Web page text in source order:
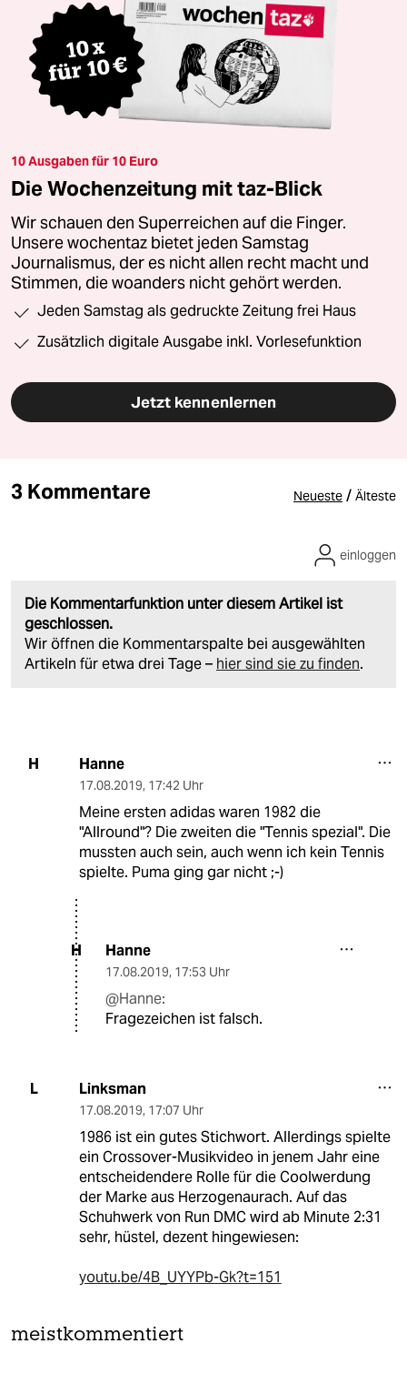
10 Ausgaben für 10 Euro
Die Wochenzeitung mit taz-Blick
Wir schauen den Superreichen auf die Finger.
Unsere wochentaz bietet jeden Samstag
Journalismus, der es nicht allen recht macht und
Stimmen, die woanders nicht gehört werden.
Jeden Samstag als gedruckte Zeitung frei Haus
Zusätzlich digitale Ausgabe inkl. Vorlesefunktion
Jetzt kennenlernen
3 Kommentare Neueste / Älteste
Die Kommentarfunktion unter diesem Artikel ist
geschlossen.
Wir öffnen die Kommentarspalte bei ausgewählten
Artikeln für etwa drei Tage – hier sind sie zu finden.
einloggen
H Hanne
17.08.2019, 17:42 Uhr
Meine ersten adidas waren 1982 die
"Allround"? Die zweiten die "Tennis spezial". Die
mussten auch sein, auch wenn ich kein Tennis
spielte. Puma ging gar nicht ;-)
H Hanne
17.08.2019, 17:53 Uhr
@Hanne:
Fragezeichen ist falsch.
L Linksman
17.08.2019, 17:07 Uhr
1986 ist ein gutes Stichwort. Allerdings spielte
ein Crossover-Musikvideo in jenem Jahr eine
entscheidendere Rolle für die Coolwerdung
der Marke aus Herzogenaurach. Auf das
Schuhwerk von Run DMC wird ab Minute 2:31
sehr, hüstel, dezent hingewiesen:
youtu.be/4B_UYYPb-Gk?t=151
meistkommentiert